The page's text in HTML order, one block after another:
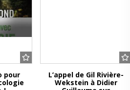
pour
L’appel de Gil Rivière-
Wekstein à Didier